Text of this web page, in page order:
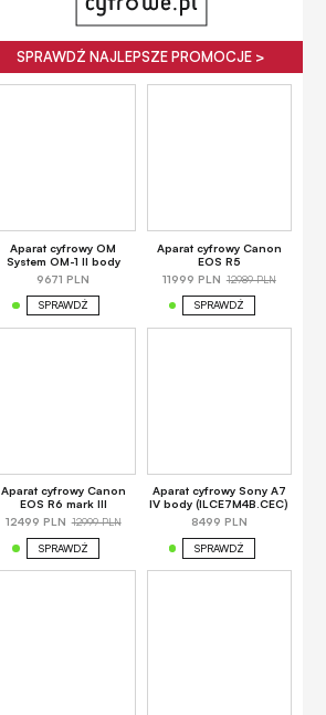
SPRAWDŹ NAJLEPSZE PROMOCJE >
Aparat cyfrowy OM
System OM-1 II body
9671 PLN
SPRAWDŹ
Aparat cyfrowy Canon
EOS R5
11999 PLN 12989 PLN
SPRAWDŹ
Aparat cyfrowy Canon
EOS R6 mark III
12499 PLN 12999 PLN
SPRAWDŹ
Aparat cyfrowy Sony A7
IV body (ILCE7M4B.CEC)
8499 PLN
SPRAWDŹ